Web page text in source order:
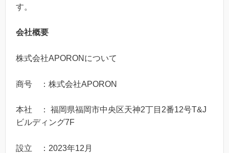
す。
会社概要
株式会社APORONについて
商号 ：株式会社APORON
本社 ： 福岡県福岡市中央区天神2丁目2番12号T&J
ビルディング7F
設立 ：2023年12月